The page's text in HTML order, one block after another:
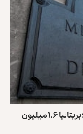
افشای اطلاعات شهروندان افغانستان؛ بریتانیا ۱.۶ میلیون